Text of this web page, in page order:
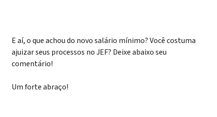
E aí, o que achou do novo salário mínimo? Você costuma
ajuizar seus processos no JEF? Deixe abaixo seu
comentário!
Um forte abraço!